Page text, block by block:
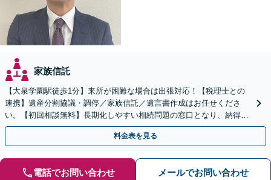
家族信託
【大泉学園駅徒歩1分】来所が困難な場合は出張対応！【税理士との
連携】遺産分割協議・調停／家族信託／遺言書作成はお任せくださ
い。【初回相談無料】長期化しやすい相続問題の窓口となり、納得で
きる解決策をご提案します。【休日・夜間対応可】
料金表を見る
電話でお問い合わせ メールでお問い合わせ